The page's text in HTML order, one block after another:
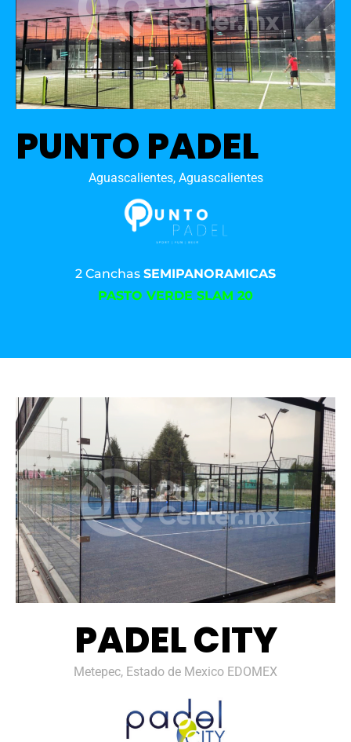
PUNTO PADEL
Aguascalientes, Aguascalientes
2 Canchas SEMIPANORAMICAS
PASTO VERDE SLAM 20
PADEL CITY
Metepec, Estado de Mexico EDOMEX